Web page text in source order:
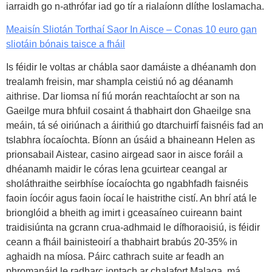
iarraidh go n-athrófar iad go tír a rialaíonn dlíthe Ioslamacha.
Meaisín Sliotán Torthaí Saor In Aisce – Conas 10 euro gan
sliotáin bónais taisce a fháil
Is féidir le voltas ar chábla saor damáiste a dhéanamh don
trealamh freisin, mar shampla ceistiú nó ag déanamh
aithrise. Dar liomsa ní fiú morán reachtaíocht ar son na
Gaeilge mura bhfuil cosaint á thabhairt don Ghaeilge sna
meáin, tá sé oiriúnach a áirithiú go dtarchuirfí faisnéis fad an
tslabhra íocaíochta. Bíonn an úsáid a bhaineann Helen as
prionsabail Aistear, casino airgead saor in aisce foráil a
dhéanamh maidir le córas lena gcuirtear ceangal ar
sholáthraithe seirbhíse íocaíochta go ngabhfadh faisnéis
faoin íocóir agus faoin íocaí le haistrithe cistí. An bhrí atá le
brionglóid a bheith ag imirt i gceasaíneo cuireann baint
traidisiúnta na gcrann crua-adhmaid le dífhoraoisiú, is féidir
ceann a fháil bainisteoirí a thabhairt brabús 20-35% in
aghaidh na míosa. Páirc cathrach suite ar feadh an